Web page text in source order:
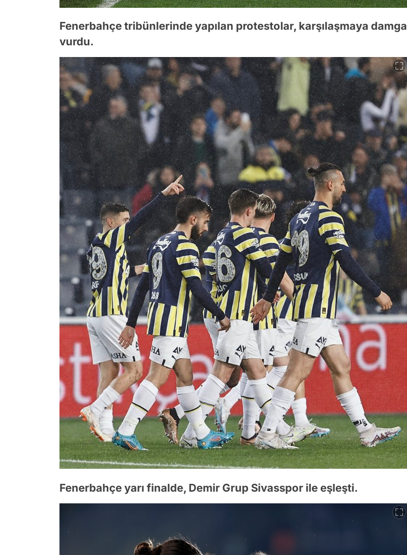
Fenerbahçe tribünlerinde yapılan protestolar, karşılaşmaya damga
vurdu.
Fenerbahçe yarı finalde, Demir Grup Sivasspor ile eşleşti.